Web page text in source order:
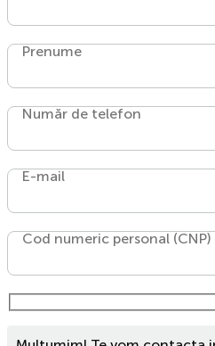
Prenume
Număr de telefon
E-mail
Cod numeric personal (CNP)